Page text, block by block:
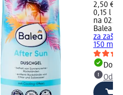
2,50 €
0,15 l
na
Balea
za
150 ml